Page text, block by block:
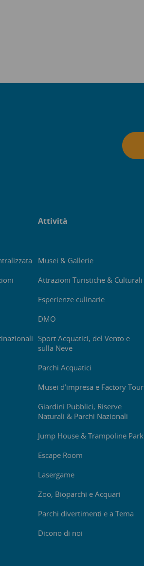
Attività
Musei & Gallerie
Attrazioni Turistiche & Culturali
Esperienze culinarie
DMO
Sport Acquatici, del Vento e
sulla Neve
Parchi Acquatici
Musei d’impresa e Factory Tour
Giardini Pubblici, Riserve
Naturali & Parchi Nazionali
Jump House & Trampoline Park
Escape Room
Lasergame
Zoo, Bioparchi e Acquari
Parchi divertimenti e a Tema
Dicono di noi